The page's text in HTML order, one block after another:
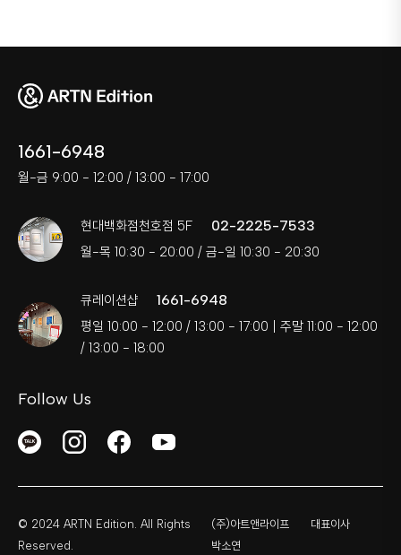
1661-6948
월-금 9:00 - 12:00 / 13:00 - 17:00
현대백화점천호점 5F 02-2225-7533
월-목 10:30 - 20:00 / 금-일 10:30 - 20:30
큐레이션샵 1661-6948
평일 10:00 - 12:00 / 13:00 - 17:00 | 주말 11:00 - 12:00
/ 13:00 - 18:00
Follow Us
© 2024 ARTN Edition. All Rights
Reserved.
(주)아트앤라이프
대표이사
박소연